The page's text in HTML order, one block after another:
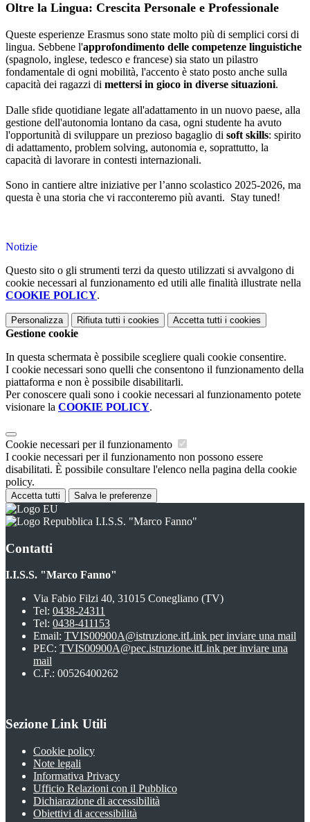
Oltre la Lingua: Crescita Personale e Professionale
Queste esperienze Erasmus sono state molto più di semplici corsi di
lingua. Sebbene l'approfondimento delle competenze linguistiche
(spagnolo, inglese, tedesco e francese) sia stato un pilastro
fondamentale di ogni mobilità, l'accento è stato posto anche sulla
capacità dei ragazzi di mettersi in gioco in diverse situazioni.
Dalle sfide quotidiane legate all'adattamento in un nuovo paese, alla
gestione dell'autonomia lontano da casa, ogni studente ha avuto
l'opportunità di sviluppare un prezioso bagaglio di soft skills: spirito
di adattamento, problem solving, autonomia e, soprattutto, la
capacità di lavorare in contesti internazionali.
Sono in cantiere altre iniziative per l’anno scolastico 2025-2026, ma
questa è una storia che vi racconteremo più avanti. Stay tuned!
Notizie
Questo sito o gli strumenti terzi da questo utilizzati si avvalgono di
cookie necessari al funzionamento ed utili alle finalità illustrate nella
COOKIE POLICY.
Personalizza Rifiuta tutti i cookies Accetta tutti i cookies
Gestione cookie
In questa schermata è possibile scegliere quali cookie consentire.
I cookie necessari sono quelli che consentono il funzionamento della
piattaforma e non è possibile disabilitarli.
Per conoscere quali sono i cookie necessari al funzionamento potete
visionare la COOKIE POLICY.
Cookie necessari per il funzionamento
I cookie necessari per il funzionamento non possono essere
disabilitati. È possibile consultare l'elenco nella pagina della cookie
policy.
Accetta tutti Salva le preferenze
I.I.S.S. "Marco Fanno"
Contatti
I.I.S.S. "Marco Fanno"
Via Fabio Filzi 40, 31015 Conegliano (TV)
Tel: 0438-24311
Tel: 0438-411153
Email: TVIS00900A@istruzione.itLink per inviare una mail
PEC: TVIS00900A@pec.istruzione.itLink per inviare una
mail
C.F.: 00526400262
Sezione Link Utili
Cookie policy
Note legali
Informativa Privacy
Ufficio Relazioni con il Pubblico
Dichiarazione di accessibilità
Obiettivi di accessibilità